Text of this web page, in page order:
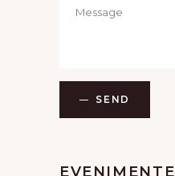
SEND
EVENIMENTE